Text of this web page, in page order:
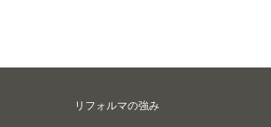
リフォルマの強み